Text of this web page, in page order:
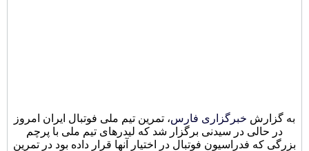
به گزارش خبرگزاری فارس، تمرین تیم ملی فوتبال ایران امروز
در حالی در سیدنی برگزار شد که لیدرهای تیم ملی با پرچم
بزرگی که فدراسیون فوتبال در اختیار آنها قرار داده بود در تمرین